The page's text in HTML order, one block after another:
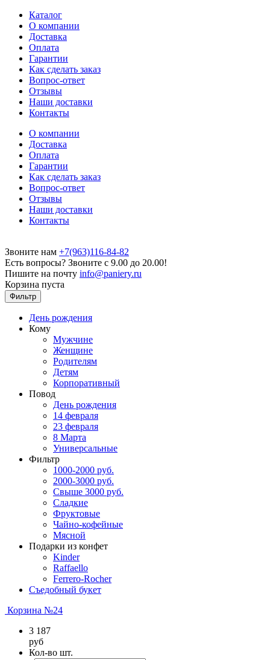
Каталог
О компании
Доставка
Оплата
Гарантии
Как сделать заказ
Вопрос-ответ
Отзывы
Наши доставки
Контакты
О компании
Доставка
Оплата
Гарантии
Как сделать заказ
Вопрос-ответ
Отзывы
Наши доставки
Контакты
Звоните нам +7(963)116-84-82
Есть вопросы? Звоните с 9.00 до 20.00!
Пишите на почту info@paniery.ru
Корзина пуста
Фильтр
День рождения
Кому
Мужчине
Женщине
Родителям
Детям
Корпоративный
Повод
День рождения
14 февраля
23 февраля
8 Марта
Универсальные
Фильтр
1000-2000 руб.
2000-3000 руб.
Свыше 3000 руб.
Сладкие
Фруктовые
Чайно-кофейные
Мясной
Подарки из конфет
Kinder
Raffaello
Ferrero-Rocher
Съедобный букет
Корзина №24
3 187
руб
Кол-во шт.